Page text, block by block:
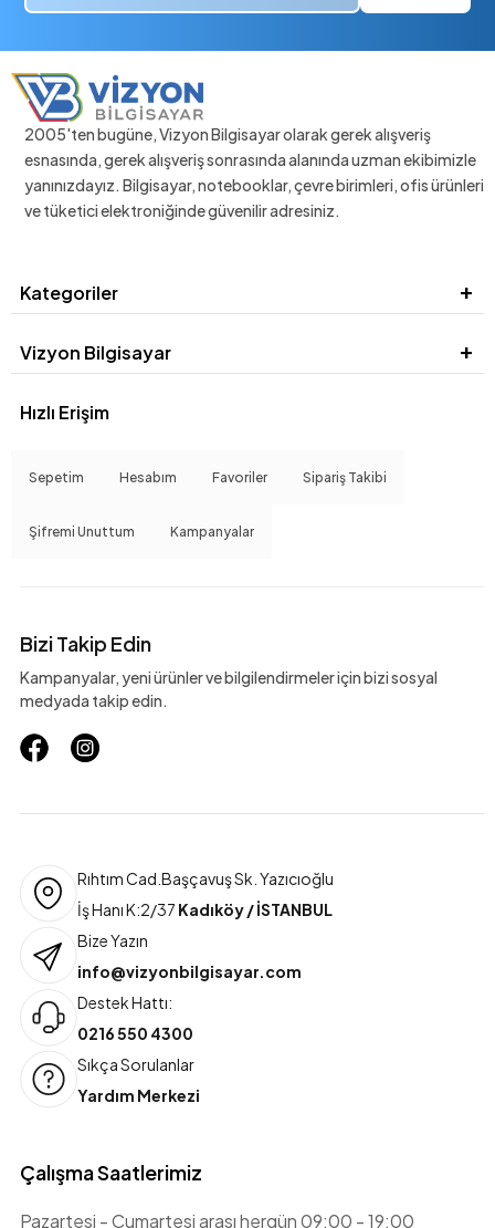
2005'ten bugüne, Vizyon Bilgisayar olarak gerek alışveriş
esnasında, gerek alışveriş sonrasında alanında uzman ekibimizle
yanınızdayız. Bilgisayar, notebooklar, çevre birimleri, ofis ürünleri
ve tüketici elektroniğinde güvenilir adresiniz.
Kategoriler
Vizyon Bilgisayar
Hızlı Erişim
Sepetim Hesabım Favoriler Sipariş Takibi
Şifremi Unuttum Kampanyalar
Bizi Takip Edin
Kampanyalar, yeni ürünler ve bilgilendirmeler için bizi sosyal
medyada takip edin.
Rıhtım Cad.Başçavuş Sk. Yazıcıoğlu
İş Hanı K:2/37 Kadıköy / İSTANBUL
Bize Yazın
info@vizyonbilgisayar.com
Destek Hattı:
0216 550 4300
Sıkça Sorulanlar
Yardım Merkezi
Çalışma Saatlerimiz
Pazartesi - Cumartesi arası hergün 09:00 - 19:00